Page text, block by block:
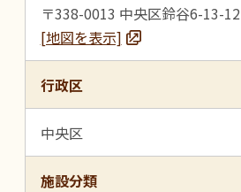
〒338-0013 中央区鈴谷6-13-12
[地図を表示]
行政区
中央区
施設分類